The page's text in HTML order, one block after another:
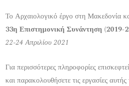
Το Αρχαιολογικό έργο στη Μακεδονία
33η Επιστημονική Συνάντηση (2019-
22-24 Απριλίου 2021
Για περισσότερες πληροφορίες
και παρακολουθήσετε τις εργασίες